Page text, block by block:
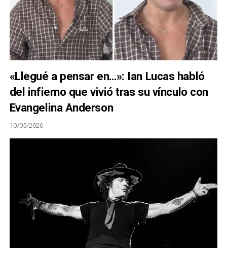
«Llegué a pensar en…»: Ian Lucas habló
del infierno que vivió tras su vínculo con
Evangelina Anderson
10/05/2026